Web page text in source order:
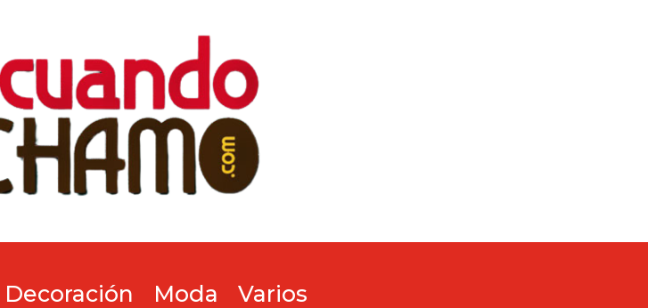
Decoración Moda Varios